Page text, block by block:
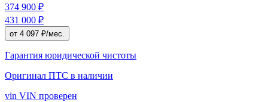
374 900 ₽
431 000 ₽
от 4 097 ₽/мес.
Гарантия юридической чистоты
Оригинал ПТС в наличии
vin VIN проверен